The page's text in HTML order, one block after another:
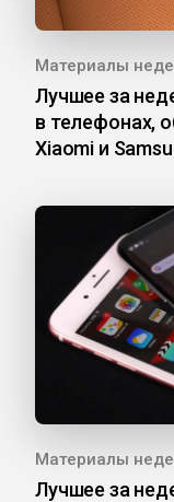
Материалы
Лучшее за
в телефонах,
Xiaomi и
Материалы
Лучшее за